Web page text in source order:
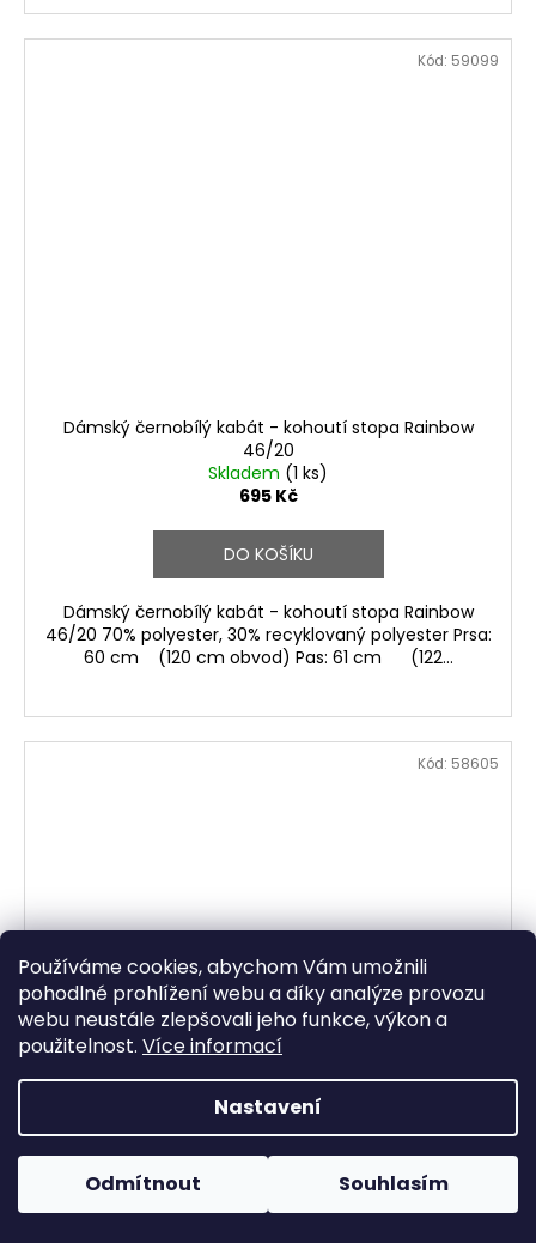
Používáme cookies, abychom Vám umožnili
pohodlné prohlížení webu a díky analýze provozu
webu neustále zlepšovali jeho funkce, výkon a
použitelnost. Více informací
Nastavení
Odmítnout Souhlasím
Dámský černobílý kabát - kohoutí stopa Rainbow
46/20
Skladem (1 ks)
695 Kč
DO KOŠÍKU
Dámský černobílý kabát - kohoutí stopa Rainbow
46/20 70% polyester, 30% recyklovaný polyester Prsa:
60 cm (120 cm obvod) Pas: 61 cm (122...
Kód: 59099
Vlněný dámský šedočerný kabát s kapucí Jantex 46
Skladem(1 ks)
Kód: 58605